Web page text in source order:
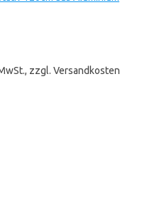
zzgl. Versandkosten